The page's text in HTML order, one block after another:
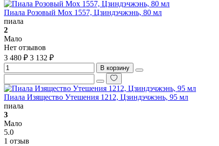
Пиала Розовый Мох 1557, Цзиндэчжэнь, 80 мл
пиала
2
Мало
Нет отзывов
3 480 ₽ 3 132 ₽
В корзину
Пиала Изящество Утешения 1212, Цзиндэчжэнь, 95 мл
пиала
3
Мало
5.0
1 отзыв